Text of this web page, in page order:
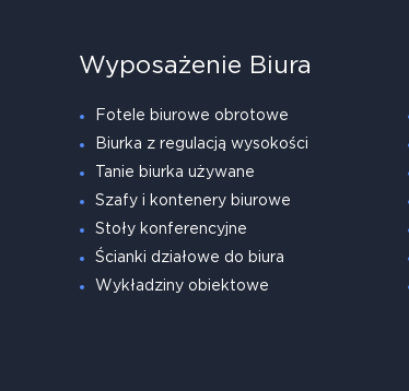
Wyposażenie Biura
Fotele biurowe obrotowe
Biurka z regulacją wysokości
Tanie biurka używane
Szafy i kontenery biurowe
Stoły konferencyjne
Ścianki działowe do biura
Wykładziny obiektowe